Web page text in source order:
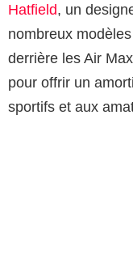
Hatfield, un
nombreux
derrière les Air
pour offrir un
sportifs et aux